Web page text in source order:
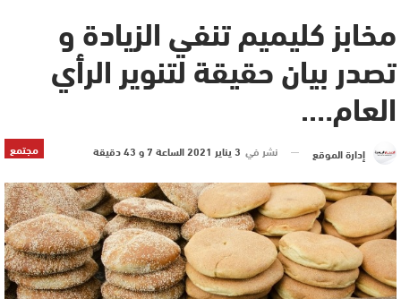
مخابز كليميم تنفي الزيادة و
تصدر بيان حقيقة لتنوير الرأي
العام….
مجتمع إدارة الموقع نشر في 3 يناير 2021 الساعة 7 و 43 دقيقة